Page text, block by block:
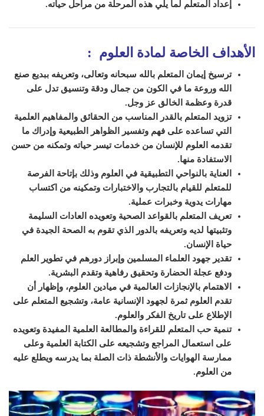
إعداد المتعلم لما يلي هذه المرحلة من مراحل حياته.
الأهداف الخاصة لمادة العلوم :
ترسيخ إيمان المتعلم بالله سبحانه وتعالى، وتعريفه ببديع صنع
الله وروعة ما في الكون من جمال ودقة وتنسيق تدل على
قدرة وعظمة الخالق عز وجل.
تزويد المتعلم بالقدر المناسب من الحقائق والمفاهيم العلمية
التي تساعده على فهم وتفسير الظواهر الطبيعية وإدراك ما
تقدمه العلوم للإنسان من خدمات تيسر حياته وتمكنه من حسن
الاستفادة منها.
العناية بالنواحي التطبيقية في العلوم وذلك بإتاحة الفرصة
للمتعلم للقيام بالتجارب والاختبارات وتمكينه من اكتساب
مهارات يدوية وخبرات عملية.
تعريف المتعلم بالقواعد الصحية وتعويده العادات السليمة
وتثبيتها لديه وتعريفه بالدور الذي تقوم به الصحة الجيدة في
حياة الإنسان.
تقدير جهود العلماء المسلمين وإبراز دورهم في تطوير العلم
ودفع عجلة الحضارة وتحقيق رفاهية وتقدم البشرية.
الاهتمام بالإنجازات العالمية في ميادين العلوم، وإظهار أن
تقدم العلوم ثمرة لجهود الإنسانية عامة، وتشجيع المتعلم على
الإطلاع على تاريخ الفكر والعلوم.
تنمية حب المتعلم للقراءة والمطالعة العلمية المفيدة وتعويده
على استعمال المراجع وتشجيعه على الكتابة العلمية وعلى
ممارسة الهوايات والأنشطة ذات الصلة بما يدرسه ويطلع عليه
من العلوم.